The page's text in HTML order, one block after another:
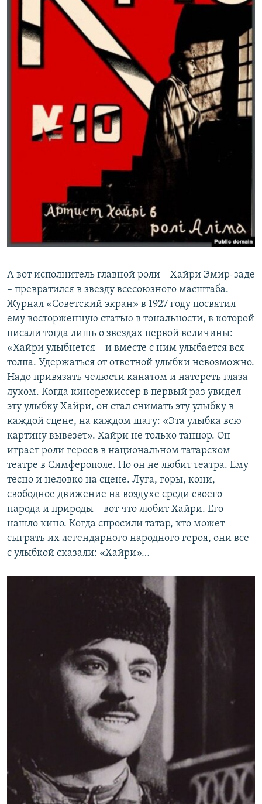
А вот исполнитель главной роли – Хайри Эмир-заде
– превратился в звезду всесоюзного масштаба.
Журнал «Советский экран» в 1927 году посвятил
ему восторженную статью в тональности, в которой
писали тогда лишь о звездах первой величины:
«Хайри улыбнется – и вместе с ним улыбается вся
толпа. Удержаться от ответной улыбки невозможно.
Надо привязать челюсти канатом и натереть глаза
луком. Когда кинорежиссер в первый раз увидел
эту улыбку Хайри, он стал снимать эту улыбку в
каждой сцене, на каждом шагу: «Эта улыбка всю
картину вывезет». Хайри не только танцор. Он
играет роли героев в национальном татарском
театре в Симферополе. Но он не любит театра. Ему
тесно и неловко на сцене. Луга, горы, кони,
свободное движение на воздухе среди своего
народа и природы – вот что любит Хайри. Его
нашло кино. Когда спросили татар, кто может
сыграть их легендарного народного героя, они все
с улыбкой сказали: «Хайри»…